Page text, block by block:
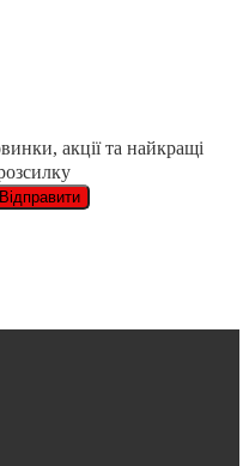
акції та найкращі
Відправити